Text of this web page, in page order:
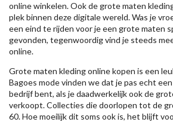
online winkelen. Ook de grote maten
plek binnen deze digitale wereld. Was je
een eind te rijden voor je een grote maten
gevonden, tegenwoordig vind je steeds
online.
Grote maten kleding online kopen is een
Bagoes mode vinden we dat je pas echt
bedrijf bent, als je daadwerkelijk ook de
verkoopt. Collecties die doorlopen tot de
60. Hoe moeilijk dit soms ook is, het blijft